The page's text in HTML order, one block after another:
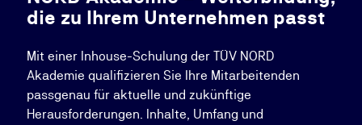
die zu Ihrem Unternehmen passt
Mit einer Inhouse-Schulung der TÜV NORD
Akademie qualifizieren Sie Ihre Mitarbeitenden
passgenau für aktuelle und zukünftige
Herausforderungen. Inhalte, Umfang und